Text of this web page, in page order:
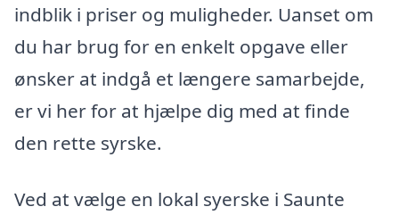
indblik i priser og muligheder. Uanset om
du har brug for en enkelt opgave eller
ønsker at indgå et længere samarbejde,
er vi her for at hjælpe dig med at finde
den rette syrske.
Ved at vælge en lokal syerske i Saunte